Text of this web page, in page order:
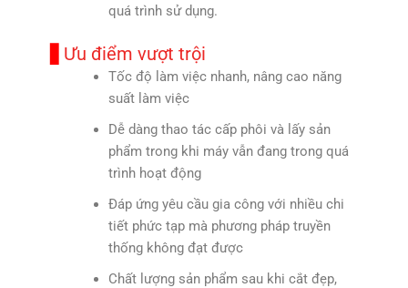
quá trình sử dụng.
Ưu điểm vượt trội
Tốc độ làm việc nhanh, nâng cao năng
suất làm việc
Dễ dàng thao tác cấp phôi và lấy sản
phẩm trong khi máy vẫn đang trong quá
trình hoạt động
Đáp ứng yêu cầu gia công với nhiều chi
tiết phức tạp mà phương pháp truyền
thống không đạt được
Chất lượng sản phẩm sau khi cắt đẹp,